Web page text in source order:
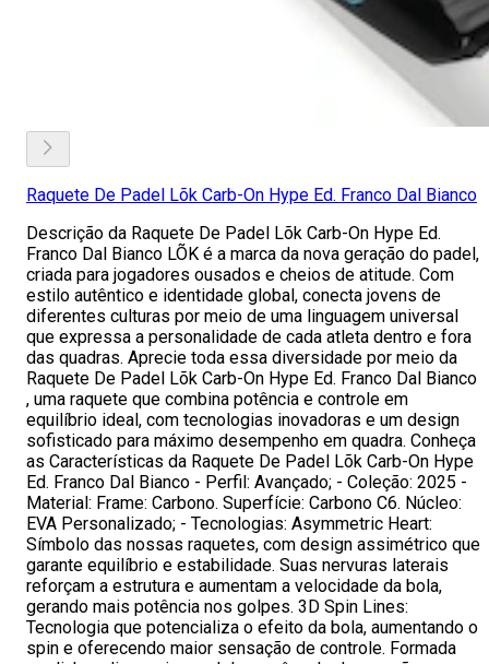
Raquete De Padel Lõk Carb-On Hype Ed. Franco Dal Bianco
Descrição da Raquete De Padel Lõk Carb-On Hype Ed.
Franco Dal Bianco LÕK é a marca da nova geração do padel,
criada para jogadores ousados e cheios de atitude. Com
estilo autêntico e identidade global, conecta jovens de
diferentes culturas por meio de uma linguagem universal
que expressa a personalidade de cada atleta dentro e fora
das quadras. Aprecie toda essa diversidade por meio da
Raquete De Padel Lõk Carb-On Hype Ed. Franco Dal Bianco
, uma raquete que combina potência e controle em
equilíbrio ideal, com tecnologias inovadoras e um design
sofisticado para máximo desempenho em quadra. Conheça
as Características da Raquete De Padel Lõk Carb-On Hype
Ed. Franco Dal Bianco - Perfil: Avançado; - Coleção: 2025 -
Material: Frame: Carbono. Superfície: Carbono C6. Núcleo:
EVA Personalizado; - Tecnologias: Asymmetric Heart:
Símbolo das nossas raquetes, com design assimétrico que
garante equilíbrio e estabilidade. Suas nervuras laterais
reforçam a estrutura e aumentam a velocidade da bola,
gerando mais potência nos golpes. 3D Spin Lines:
Tecnologia que potencializa o efeito da bola, aumentando o
spin e oferecendo maior sensação de controle. Formada